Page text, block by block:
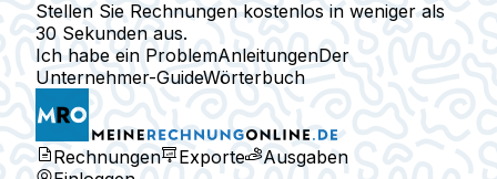
Stellen Sie Rechnungen kostenlos in weniger als
30 Sekunden aus.
Ich habe ein ProblemAnleitungenDer
Unternehmer-GuideWörterbuch
Rechnungen Exporte
Ausgaben